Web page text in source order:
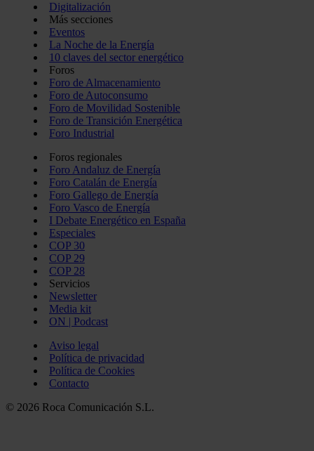
Digitalización
Más secciones
Eventos
La Noche de la Energía
10 claves del sector energético
Foros
Foro de Almacenamiento
Foro de Autoconsumo
Foro de Movilidad Sostenible
Foro de Transición Energética
Foro Industrial
Foros regionales
Foro Andaluz de Energía
Foro Catalán de Energía
Foro Gallego de Energía
Foro Vasco de Energía
I Debate Energético en España
Especiales
COP 30
COP 29
COP 28
Servicios
Newsletter
Media kit
ON | Podcast
Aviso legal
Política de privacidad
Política de Cookies
Contacto
© 2026 Roca Comunicación S.L.